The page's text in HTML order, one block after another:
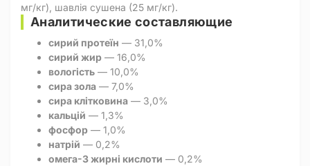
мг/кг), шавлія сушена (25 мг/кг).
Аналитические составляющие
сирий протеїн — 31,0%
сирий жир — 16,0%
вологість — 10,0%
сира зола — 7,0%
сира клітковина — 3,0%
кальцій — 1,3%
фосфор — 1,0%
натрій — 0,2%
омега-3 жирні кислоти — 0,2%